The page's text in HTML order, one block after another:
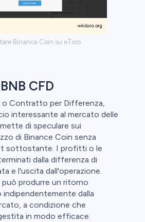
Binance Coin su eToro
CFD
o Contratto per Differenza,
interessante al mercato delle
di speculare sui
di Binance Coin senza
sottostante. I profitti o le
dalla differenza di
e l'uscita dall'operazione.
produrre un ritorno
dalla
a condizione che
in modo efficace.